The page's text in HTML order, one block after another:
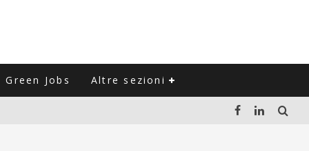
Green Jobs Altre sezioni